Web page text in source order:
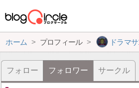
ホーム プロフィール ドラマ
フォロー フォロワー サークル